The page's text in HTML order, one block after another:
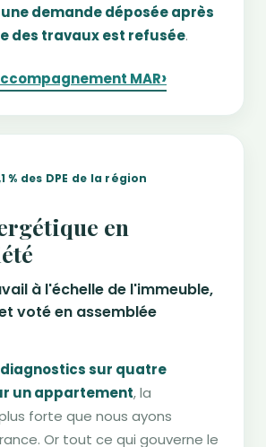
demande déposée après
des travaux est refusée.
MAR›
% des DPE de la région
en
à l'échelle de l'immeuble,
voté en assemblée
sur quatre
un appartement, la
forte que nous ayons
Or tout ce qui gouverne le